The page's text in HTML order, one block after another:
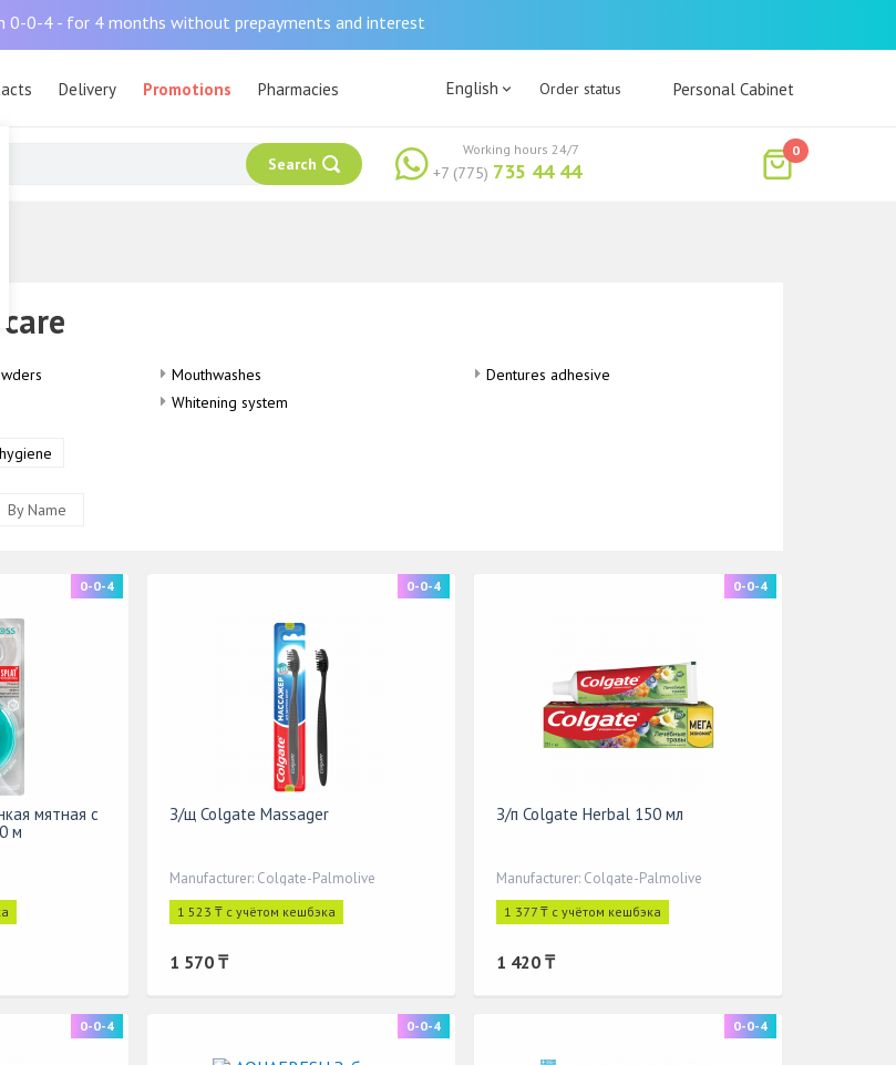
0-0-4 - for 4 months without prepayments and interest
Delivery Promotions Pharmacies English Order status Personal Cabinet
Search +7 (775) 735 44 44
Working hours 24/7 0
Mouthwashes
Whitening system
Dentures adhesive
By Name
0-0-4
мятная с
м
0-0-4
З/щ Colgate Massager
Manufacturer: Colgate-Palmolive
1 523 ₸ с учётом кешбэка
1 570 ₸
0-0-4
З/п Colgate Herbal 150 мл
Manufacturer: Colgate-Palmolive
1 377 ₸ с учётом кешбэка
1 420 ₸
0-0-4 0-0-4 0-0-4